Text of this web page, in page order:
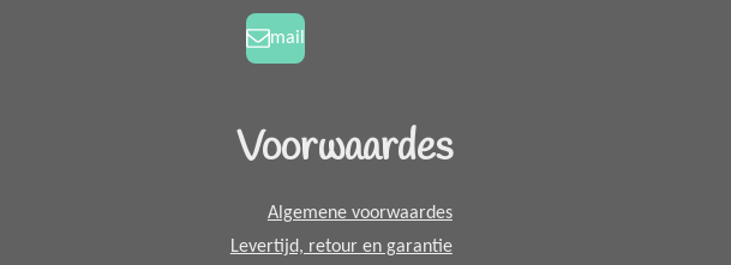
k
a
a
t
p
mail
Voorwaardes
Algemene voorwaardes
Levertijd, retour en garantie